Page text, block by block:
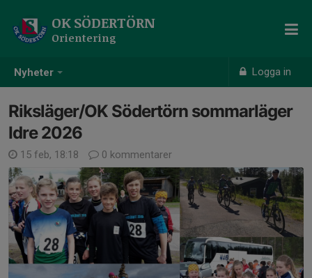
Nyheter Logga in
OK SÖDERTÖRN
Orientering
Riksläger/OK Södertörn sommarläger
Idre 2026
15 feb, 18:18 0 kommentarer